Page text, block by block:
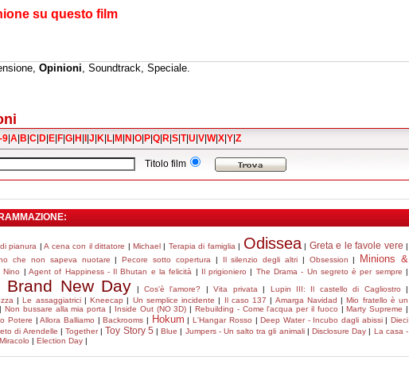
su questo film
Opinioni, Soundtrack, Speciale.
9 A B C D E F G H J K L M N O P Q R S T|U V W|X Y Z
Titolo film
pianura |A cena con il dittatore |Michael | Terapia di famiglia | Odissea| Greta e le favole vere |
che non sapeva nuotare |Pecore sotto copertura | Il silenzio degli altri| Obsession |
Minions &
Nino |Agent of Happiness - Il Bhutan e la felicità | Il prigioniero | The Drama - Un segreto è per sempre |
Brand New Day |Cos'è l'amore? |Vita privata | Lupin III: Il castello di Cagliostro |
|Le assaggiatrici| Kneecap | Un semplice incidente | Il caso 137 | Amarga Navidad |Mio fratello è un
|Non bussare alla mia porta | Inside Out (NO 3D) | Rebuilding - Come l'acqua per il fuoco |Marty Supreme |
Potere |Allora Balliamo |Backrooms | Hokum |L'Hangar Rosso |Deep Water - Incubo dagli abissi|Dieci
di Arendelle | Together| Toy Story 5 |Blue | Jumpers - Un salto tra gli animali|Disclosure Day | La casa -
| Election Day |